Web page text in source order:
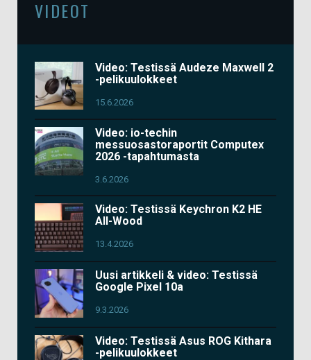
VIDEOT
Video: Testissä Audeze Maxwell 2
-pelikuulokkeet
15.6.2026
Video: io-techin
messuosastoraportit Computex
2026 -tapahtumasta
3.6.2026
Video: Testissä Keychron K2 HE
All-Wood
13.4.2026
Uusi artikkeli & video: Testissä
Google Pixel 10a
9.3.2026
Video: Testissä Asus ROG Kithara
-pelikuulokkeet